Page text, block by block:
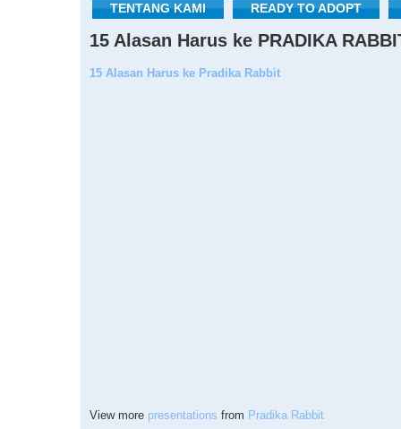
TENTANG KAMI READY TO ADOPT
15 Alasan Harus ke PRADIKA
15 Alasan Harus ke Pradika Rabbit
View more presentations from Pradika Rabbit